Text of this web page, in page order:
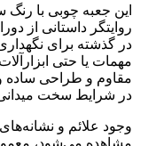
این جعبه چوبی با
روایتگر داستانی از
در گذشته برای
مهمات یا حتی
مقاوم و طراحی ساده و
در شرایط سخت
وجود علائم و
مشاهده می‌شود،